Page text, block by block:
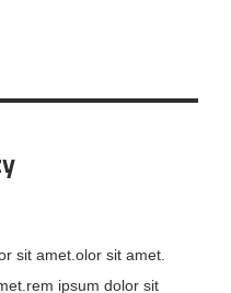
sit amet.olor sit amet.
ipsum dolor sit